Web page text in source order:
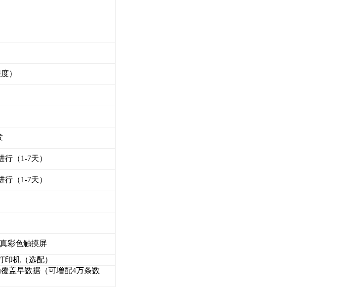
）
（1-7天）
（1-7天）
彩色触摸屏
机（选配）
盖早数据（可增配4万条数